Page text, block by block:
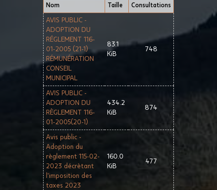
Nom Taille Consultations
AVIS PUBLIC -
ADOPTION DU
RÉGLEMENT 116-
01-2005 (21-1)
RÉMUNÉRATION
CONSEIL
MUNICIPAL
83.1
KiB
748
AVIS PUBLIC -
ADOPTION DU
RÈGLEMENT 116-
01-2005(20-1)
434.2
KiB
874
Avis public -
Adoption du
règlement 115-02-
2023 décrètant
l'imposition des
taxes 2023
160.0
KiB
477